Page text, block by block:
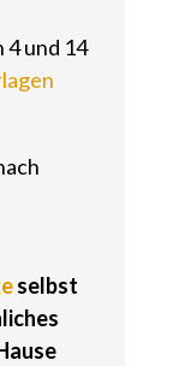
und 14
selbst